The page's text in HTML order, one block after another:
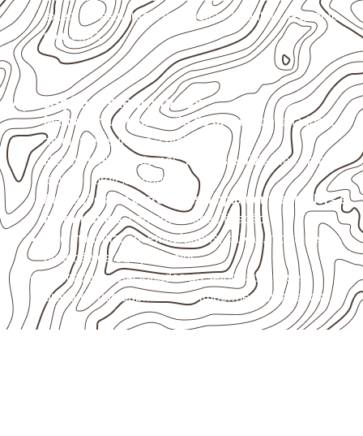
externas, estruturais ou sujeitas a contato frequente
com água.
Aplicações relacionadas
Marcenaria e fabricação de móveis
destinados a
ambientes sujeitos à umidade.
Revestimentos internos, painéis e divisórias para
projetos profissionais.
Aplicações emcarrocerias, implementos, trailers e
motorhomes, conforme especificação.
Uso industrial em embalagens, caixas, montagem e
proteção de equipamentos.
Aplicações relacionadas ao setor náutico, sem
presumir uso submerso ou impermeabilidade total.